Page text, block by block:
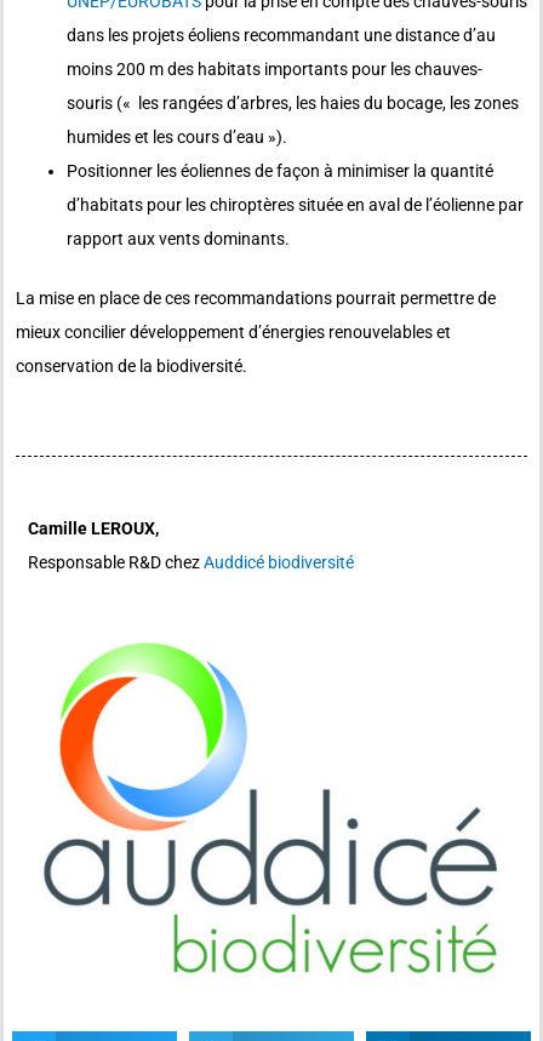
dans les projets éoliens recommandant une distance d’au
moins 200 m des habitats importants pour les chauves-
souris (« les rangées d’arbres, les haies du bocage, les zones
humides et les cours d’eau »).
Positionner les éoliennes de façon à minimiser la quantité
d’habitats pour les chiroptères située en aval de l’éolienne par
rapport aux vents dominants.
La mise en place de ces recommandations pourrait permettre de
mieux concilier développement d’énergies renouvelables et
conservation de la biodiversité.
Camille LEROUX,
Responsable R&D chezAuddicé biodiversité